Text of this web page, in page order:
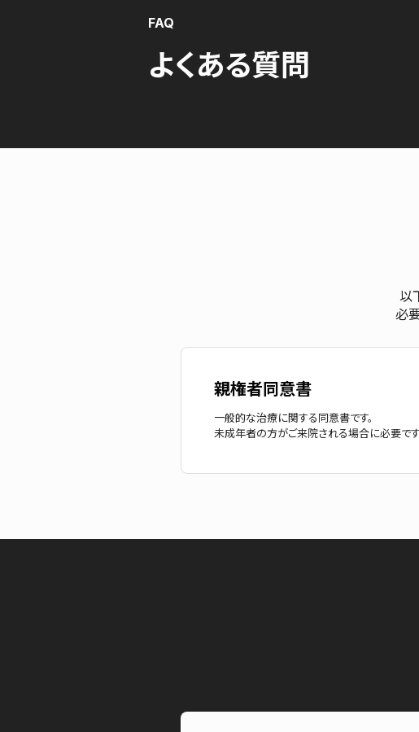
FAQ
よくある質問
以
必
親権者同意書
一般的な治療に関する同意書です。
未成年者の方がご来院される場合に必要です